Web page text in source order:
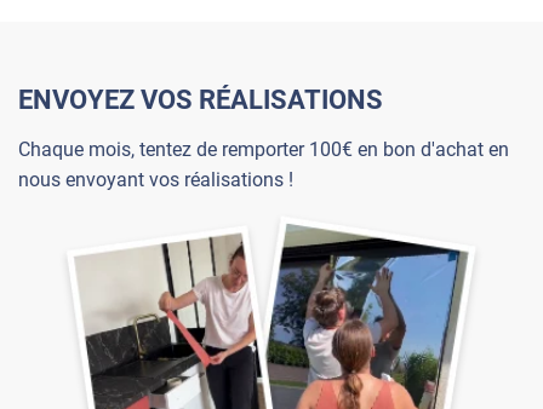
ENVOYEZ VOS RÉALISATIONS
Chaque mois, tentez de remporter 100€ en bon d'achat en
nous envoyant vos réalisations !